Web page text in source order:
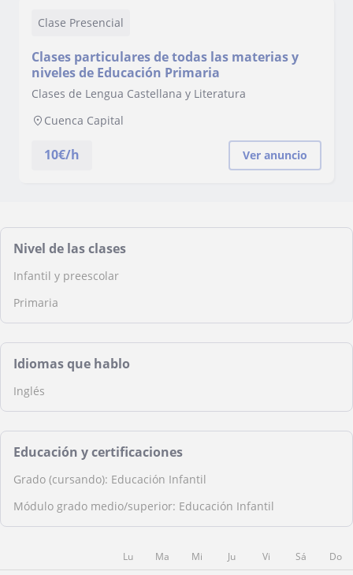
Clase Presencial
Clases particulares de todas las materias y
niveles de Educación Primaria
Clases de Lengua Castellana y Literatura
Cuenca Capital
10€/h Ver anuncio
Nivel de las clases
Infantil y preescolar
Primaria
Idiomas que hablo
Inglés
Educación y certificaciones
Grado (cursando): Educación Infantil
Módulo grado medio/superior: Educación Infantil
Lu Ma Mi Ju Vi Sá Do